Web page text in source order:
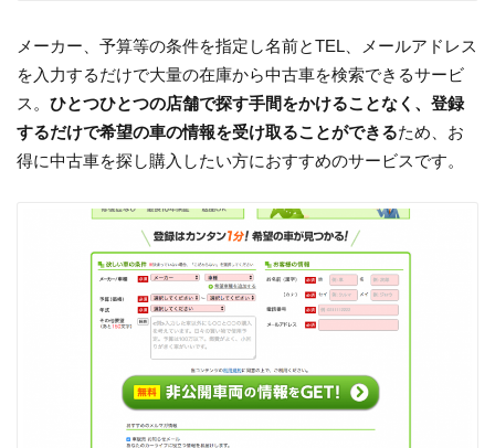
メーカー、予算等の条件を指定し名前とTEL、メールアドレス
を入力するだけで大量の在庫から中古車を検索できるサービ
ス。ひとつひとつの店舗で探す手間をかけることなく、登録
するだけで希望の車の情報を受け取ることができるため、お
得に中古車を探し購入したい方におすすめのサービスです。